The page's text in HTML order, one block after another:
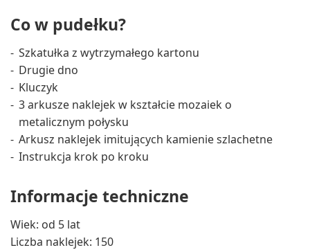
Co w pudełku?
Szkatułka z wytrzymałego kartonu
Drugie dno
Kluczyk
3 arkusze naklejek w kształcie mozaiek o
metalicznym połysku
Arkusz naklejek imitujących kamienie szlachetne
Instrukcja krok po kroku
Informacje techniczne
Wiek: od 5 lat
Liczba naklejek: 150